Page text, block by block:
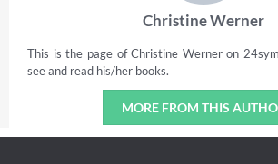
Christine Werner
This is the page of Christine Werner on
see and read his/her books.
MORE FROM THIS